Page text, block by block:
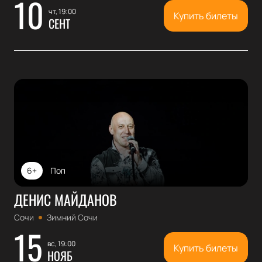
10 чт, 19:00
СЕНТ Купить билеты
Поп
6+
ДЕНИС МАЙДАНОВ
Сочи Зимний Сочи
15 вс, 19:00
НОЯБ Купить билеты